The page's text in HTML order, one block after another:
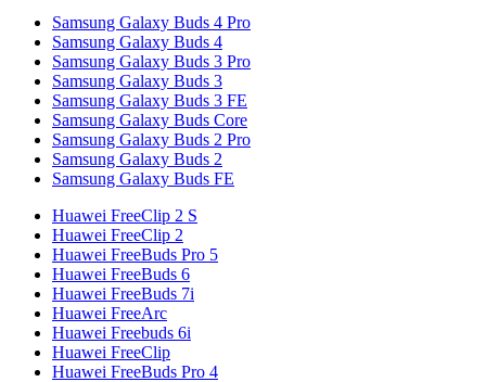
Samsung Galaxy Buds 4 Pro
Samsung Galaxy Buds 4
Samsung Galaxy Buds 3 Pro
Samsung Galaxy Buds 3
Samsung Galaxy Buds 3 FE
Samsung Galaxy Buds Core
Samsung Galaxy Buds 2 Pro
Samsung Galaxy Buds 2
Samsung Galaxy Buds FE
Huawei FreeClip 2 S
Huawei FreeClip 2
Huawei FreeBuds Pro 5
Huawei FreeBuds 6
Huawei FreeBuds 7i
Huawei FreeArc
Huawei Freebuds 6i
Huawei FreeClip
Huawei FreeBuds Pro 4